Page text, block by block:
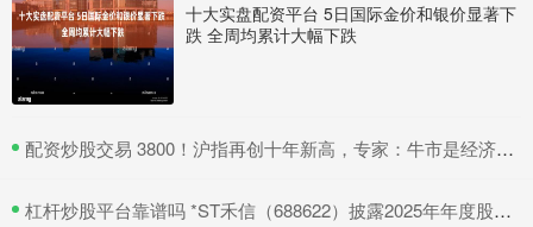
十大实盘配资平台 5日国际金价和银价显著下
跌 全周均累计大幅下跌
​配资炒股交易 3800！沪指再创十年新高，专家：牛市是经济增长重要引擎
​杠杆炒股平台靠谱吗 *ST禾信（688622）披露2025年年度股东会决议公告，5月22日股价上涨3.33%